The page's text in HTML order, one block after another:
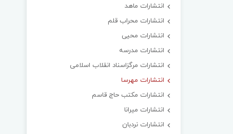
انتشارات ماهد
انتشارات محراب قلم
انتشارات محیی
انتشارات مدرسه
انتشارات مرگزاسناد انقلاب اسلامی
انتشارات مهرسا
انتشارات مکتب حاج قاسم
انتشارات میرانا
انتشارات نردبان